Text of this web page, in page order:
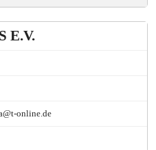
E.V.
online.de